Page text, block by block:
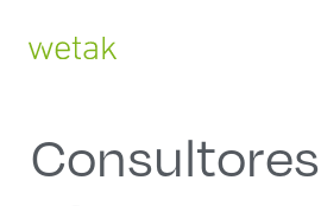
contenido
Consultores